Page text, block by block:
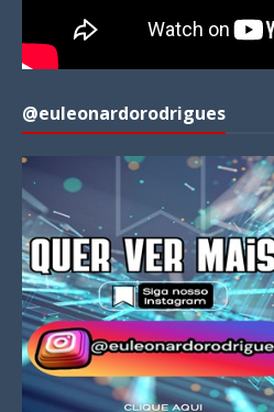
@euleonardorodrigues